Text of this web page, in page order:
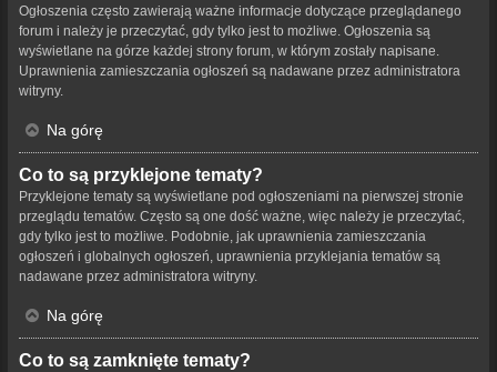
Ogłoszenia często zawierają ważne informacje dotyczące przeglądanego
forum i należy je przeczytać, gdy tylko jest to możliwe. Ogłoszenia są
wyświetlane na górze każdej strony forum, w którym zostały napisane.
Uprawnienia zamieszczania ogłoszeń są nadawane przez administratora
witryny.
Na górę
Co to są przyklejone tematy?
Przyklejone tematy są wyświetlane pod ogłoszeniami na pierwszej stronie
przeglądu tematów. Często są one dość ważne, więc należy je przeczytać,
gdy tylko jest to możliwe. Podobnie, jak uprawnienia zamieszczania
ogłoszeń i globalnych ogłoszeń, uprawnienia przyklejania tematów są
nadawane przez administratora witryny.
Na górę
Co to są zamknięte tematy?